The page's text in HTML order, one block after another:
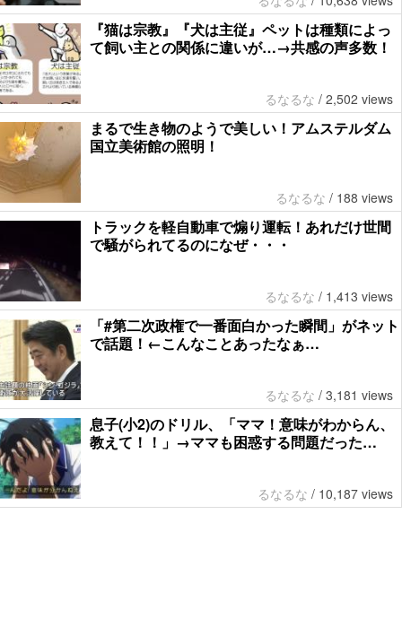
『猫は宗教』『犬は主従』ペットは種類によっ
て飼い主との関係に違いが…→共感の声多数！
るなるな / 2,502 views
まるで生き物のようで美しい！アムステルダム
国立美術館の照明！
るなるな / 188 views
トラックを軽自動車で煽り運転！あれだけ世間
で騒がられてるのになぜ・・・
るなるな / 1,413 views
「#第二次政権で一番面白かった瞬間」がネット
で話題！←こんなことあったなぁ…
るなるな / 3,181 views
息子(小2)のドリル、「ママ！意味がわからん、
教えて！！」→ママも困惑する問題だった…
るなるな / 10,187 views